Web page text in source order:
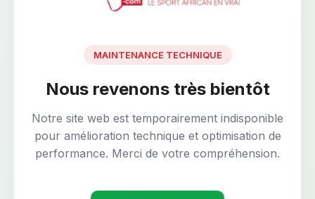
MAINTENANCE TECHNIQUE
Nous revenons très bientôt
Notre site web est temporairement indisponible
pour amélioration technique et optimisation de
performance. Merci de votre compréhension.